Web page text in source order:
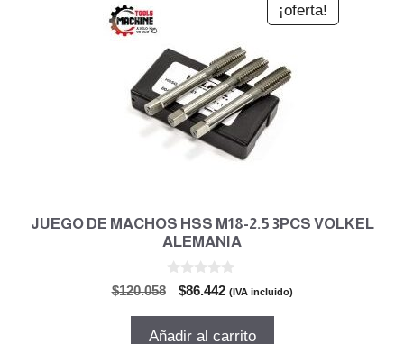
¡oferta!
JUEGO DE MACHOS HSS M18-2.5 3PCS VOLKEL
ALEMANIA
$120.058
El
original
$86.442El
actual
(IVA incluido)
Añadir al carrito